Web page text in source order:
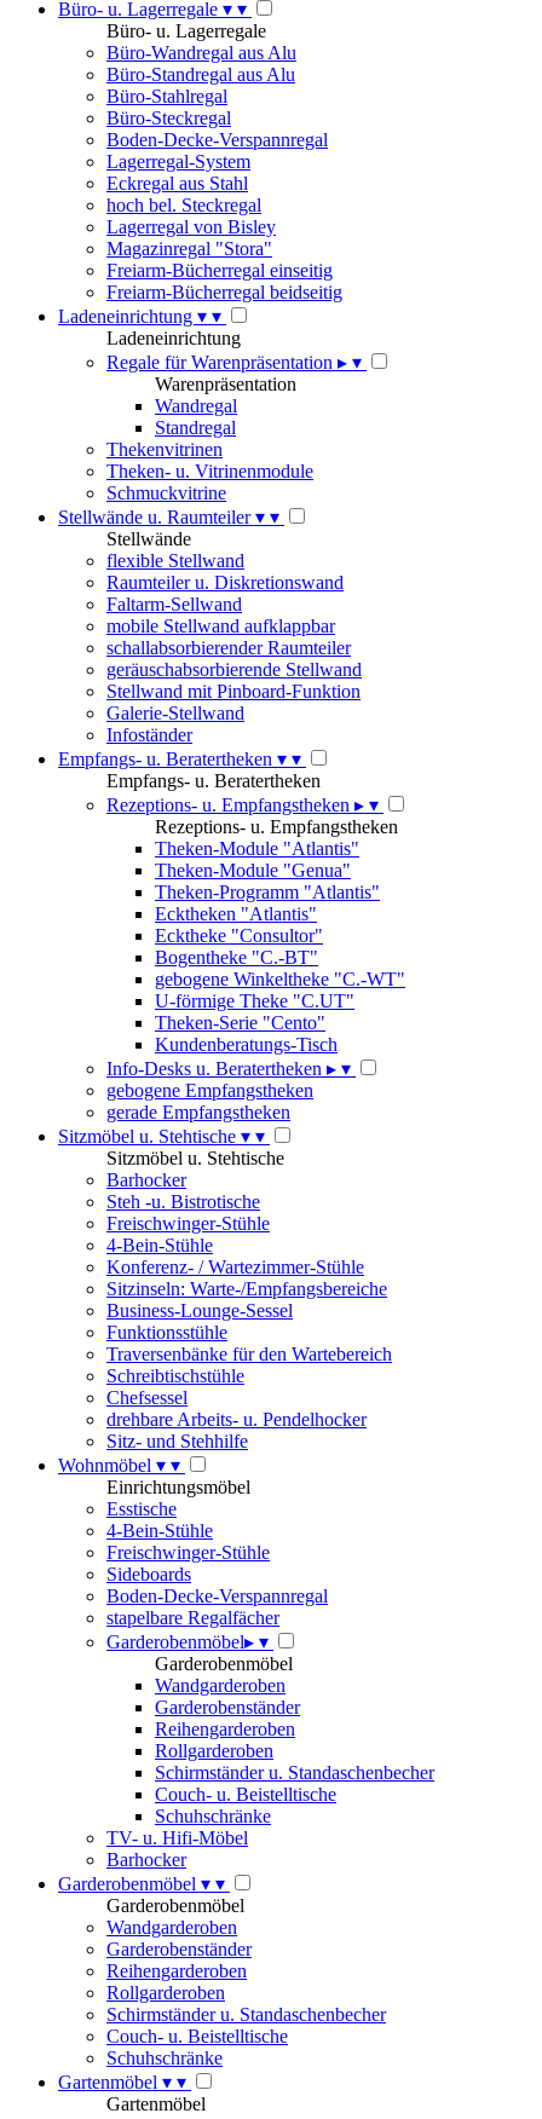
Büro- u. Lagerregale ▾ ▾
Büro- u. Lagerregale
Büro-Wandregal aus Alu
Büro-Standregal aus Alu
Büro-Stahlregal
Büro-Steckregal
Boden-Decke-Verspannregal
Lagerregal-System
Eckregal aus Stahl
hoch bel. Steckregal
Lagerregal von Bisley
Magazinregal "Stora"
Freiarm-Bücherregal einseitig
Freiarm-Bücherregal beidseitig
Ladeneinrichtung ▾ ▾
Ladeneinrichtung
Regale für Warenpräsentation ▸ ▾
Warenpräsentation
Wandregal
Standregal
Thekenvitrinen
Theken- u. Vitrinenmodule
Schmuckvitrine
Stellwände u. Raumteiler▾ ▾
Stellwände
flexible Stellwand
Raumteiler u. Diskretionswand
Faltarm-Sellwand
mobile Stellwand aufklappbar
schallabsorbierender Raumteiler
geräuschabsorbierende Stellwand
Stellwand mit Pinboard-Funktion
Galerie-Stellwand
Infoständer
Empfangs- u. Beratertheken ▾ ▾
Empfangs- u. Beratertheken
Rezeptions- u. Empfangstheken ▸ ▾
Rezeptions- u. Empfangstheken
Theken-Module "Atlantis"
Theken-Module "Genua"
Theken-Programm "Atlantis"
Ecktheken "Atlantis"
Ecktheke "Consultor"
Bogentheke "C.-BT"
gebogene Winkeltheke "C.-WT"
U-förmige Theke "C.UT"
Theken-Serie "Cento"
Kundenberatungs-Tisch
Info-Desks u. Beratertheken ▸ ▾
gebogene Empfangstheken
gerade Empfangstheken
Sitzmöbel u. Stehtische ▾ ▾
Sitzmöbel u. Stehtische
Barhocker
Steh -u. Bistrotische
Freischwinger-Stühle
4-Bein-Stühle
Konferenz- / Wartezimmer-Stühle
Sitzinseln: Warte-/Empfangsbereiche
Business-Lounge-Sessel
Funktionsstühle
Traversenbänke für den Wartebereich
Schreibtischstühle
Chefsessel
drehbare Arbeits- u. Pendelhocker
Sitz- und Stehhilfe
Wohnmöbel ▾ ▾
Einrichtungsmöbel
Esstische
4-Bein-Stühle
Freischwinger-Stühle
Sideboards
Boden-Decke-Verspannregal
stapelbare Regalfächer
Garderobenmöbel▸ ▾
Garderobenmöbel
Wandgarderoben
Garderobenständer
Reihengarderoben
Rollgarderoben
Schirmständer u. Standaschenbecher
Couch- u. Beistelltische
Schuhschränke
TV- u. Hifi-Möbel
Barhocker
Garderobenmöbel ▾ ▾
Garderobenmöbel
Wandgarderoben
Garderobenständer
Reihengarderoben
Rollgarderoben
Schirmständer u. Standaschenbecher
Couch- u. Beistelltische
Schuhschränke
Gartenmöbel ▾ ▾
Gartenmöbel